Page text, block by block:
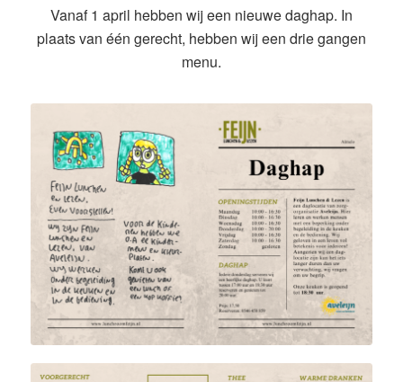
Vanaf 1 april hebben wij een nieuwe daghap. In
plaats van één gerecht, hebben wij een drie gangen
menu.